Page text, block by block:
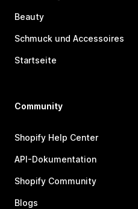
Beauty
Schmuck und Accessoires
Startseite
Community
Shopify Help Center
API-Dokumentation
Shopify Community
Blogs